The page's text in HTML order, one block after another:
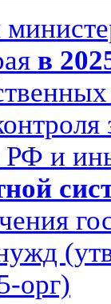
в
РФ и
орг)